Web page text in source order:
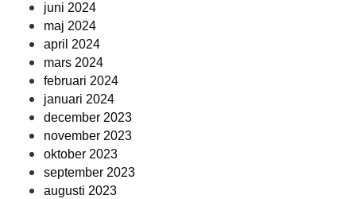
juni 2024
maj 2024
april 2024
mars 2024
februari 2024
januari 2024
december 2023
november 2023
oktober 2023
september 2023
augusti 2023